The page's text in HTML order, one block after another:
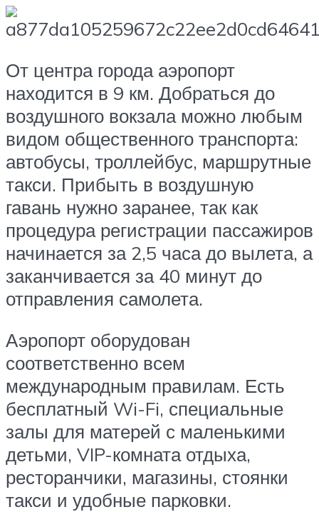
От центра города аэропорт
находится в 9 км. Добраться до
воздушного вокзала можно любым
видом общественного транспорта:
автобусы, троллейбус, маршрутные
такси. Прибыть в воздушную
гавань нужно заранее, так как
процедура регистрации пассажиров
начинается за 2,5 часа до вылета, а
заканчивается за 40 минут до
отправления самолета.
Аэропорт оборудован
соответственно всем
международным правилам. Есть
бесплатный Wi-Fi, специальные
залы для матерей с маленькими
детьми, VIP-комната отдыха,
ресторанчики, магазины, стоянки
такси и удобные парковки.